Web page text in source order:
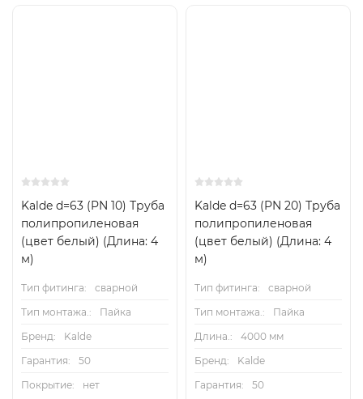
Kalde d=63 (PN 10) Труба
полипропиленовая
(цвет белый) (Длина: 4
м)
Тип фитинга:
сварной
Тип монтажа.:
Пайка
Бренд:
Kalde
Гарантия:
50
Покрытие:
нет
Kalde d=63 (PN 20) Труба
полипропиленовая
(цвет белый) (Длина: 4
м)
Тип фитинга:
сварной
Тип монтажа.:
Пайка
Длина.:
4000 мм
Бренд:
Kalde
Гарантия:
50